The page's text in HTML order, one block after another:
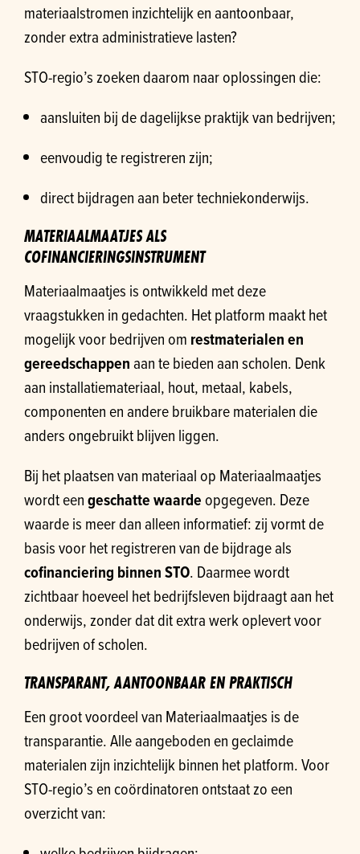
materiaalstromen inzichtelijk en aantoonbaar,
zonder extra administratieve lasten?
STO-regio’s zoeken daarom naar oplossingen die:
aansluiten bij de dagelijkse praktijk van bedrijven;
eenvoudig te registreren zijn;
direct bijdragen aan beter techniekonderwijs.
MATERIAALMAATJES ALS
COFINANCIERINGSINSTRUMENT
Materiaalmaatjes is ontwikkeld met deze
vraagstukken in gedachten. Het platform maakt het
mogelijk voor bedrijven om restmaterialen en
gereedschappenaan te bieden aan scholen. Denk
aan installatiemateriaal, hout, metaal, kabels,
componenten en andere bruikbare materialen die
anders ongebruikt blijven liggen.
Bij het plaatsen van materiaal op Materiaalmaatjes
wordt eengeschatte waardeopgegeven. Deze
waarde is meer dan alleen informatief: zij vormt de
basis voor het registreren van de bijdrage als
cofinanciering binnen STO. Daarmee wordt
zichtbaar hoeveel het bedrijfsleven bijdraagt aan het
onderwijs, zonder dat dit extra werk oplevert voor
bedrijven of scholen.
TRANSPARANT, AANTOONBAAR EN PRAKTISCH
Een groot voordeel van Materiaalmaatjes is de
transparantie. Alle aangeboden en geclaimde
materialen zijn inzichtelijk binnen het platform. Voor
STO-regio’s en coördinatoren ontstaat zo een
overzicht van: